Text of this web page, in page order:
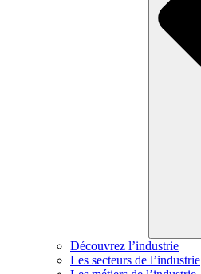
Découvrez l’industrie
Les secteurs de l’industrie